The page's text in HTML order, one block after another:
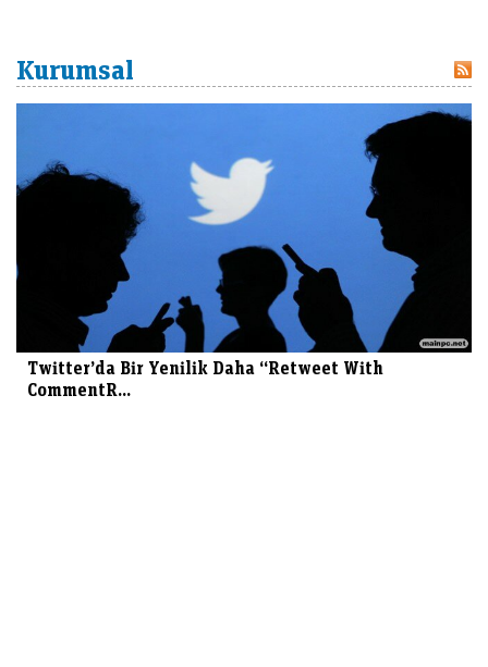
Kurumsal
Twitter’da Bir Yenilik Daha “Retweet With
CommentR...